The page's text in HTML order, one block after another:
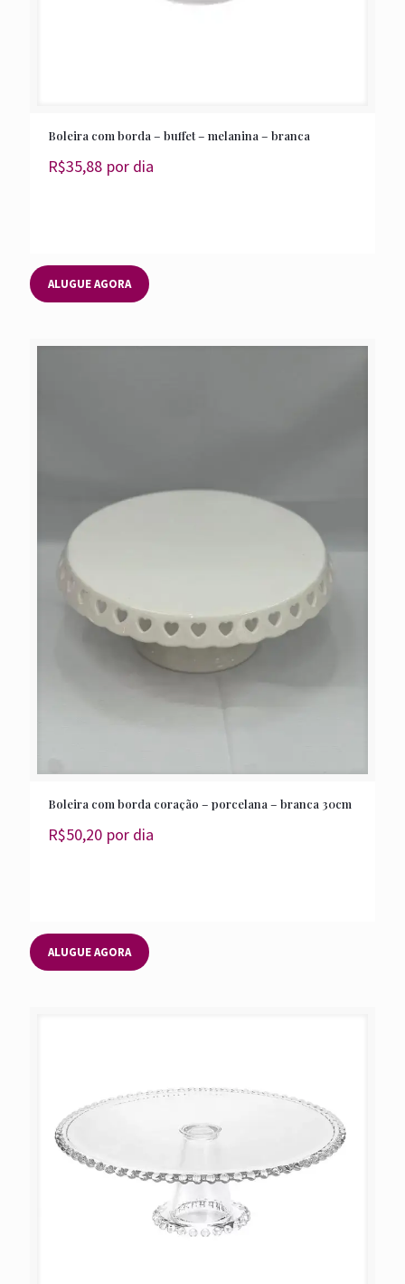
Boleira com borda – buffet – melanina – branca
R$35,88 por dia
ALUGUE AGORA
Boleira com borda coração – porcelana – branca 30cm
R$50,20 por dia
ALUGUE AGORA